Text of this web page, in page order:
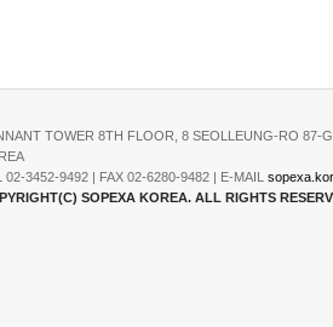
TOWER 8TH FLOOR, 8 SEOLLEUNG-RO 87-
02-3452-9492 | FAX 02-6280-9482 | E-MAIL
SOPEXA KOREA. ALL RIGHTS